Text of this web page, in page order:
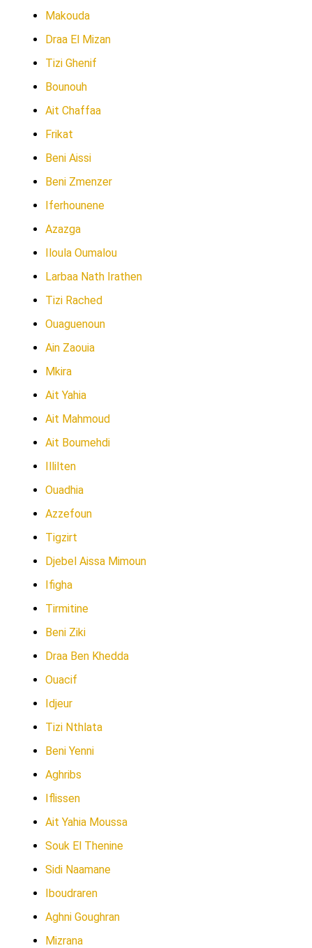
Makouda
Draa El Mizan
Tizi Ghenif
Bounouh
Ait Chaffaa
Frikat
Beni Aissi
Beni Zmenzer
Iferhounene
Azazga
Iloula Oumalou
Larbaa Nath Irathen
Tizi Rached
Ouaguenoun
Ain Zaouia
Mkira
Ait Yahia
Ait Mahmoud
Ait Boumehdi
Illilten
Ouadhia
Azzefoun
Tigzirt
Djebel Aissa Mimoun
Ifigha
Tirmitine
Beni Ziki
Draa Ben Khedda
Ouacif
Idjeur
Tizi Nthlata
Beni Yenni
Aghribs
Iflissen
Ait Yahia Moussa
Souk El Thenine
Sidi Naamane
Iboudraren
Aghni Goughran
Mizrana